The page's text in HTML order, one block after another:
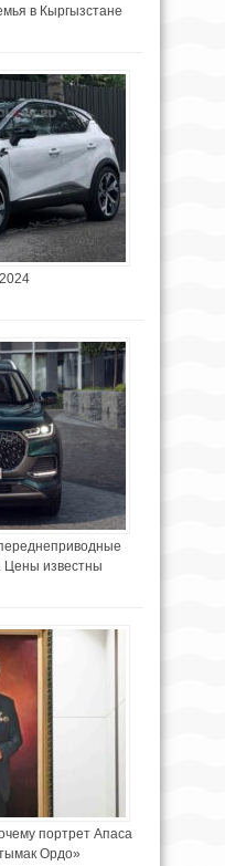
в Кыргызстане
Цены известны
портрет Апаса
Ордо»